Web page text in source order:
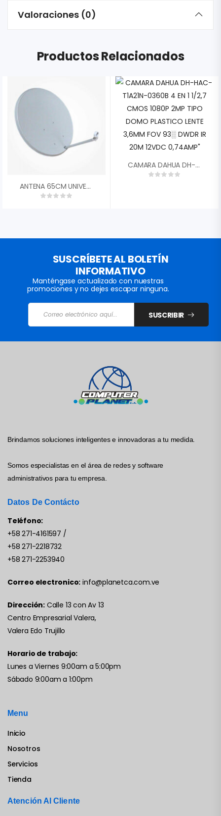
Valoraciones (0)
Productos Relacionados
ANTENA 65CM UNIVERSAL SIN LNB
CAMARA DAHUA DH-HAC-T1A21N-0360B 4 EN 1 1/2,7 CMOS 1080P 2MP TIPO DOMO PLASTICO LENTE 3,6MM FOV 93░ DWDR IR 20M 12VDC 0,74AMP»
SUSCRÍBETE AL BOLETÍN
INFORMATIVO
Manténgase actualizado con nuestras
promociones y no dejes escapar ninguna.
SUSCRIBIR
Brindamos soluciones inteligentes e innovadoras a tu medida.
Somos especialistas en el área de redes y software
administrativos para tu empresa.
Datos De Contácto
Teléfono:
+58 271-4161597 /
+58 271-2218732
+58 271-2253940
Correo electronico: info@planetca.com.ve
Dirección: Calle 13 con Av 13
Centro Empresarial Valera,
Valera Edo Trujillo
Horario de trabajo:
Lunes a Viernes 9:00am a 5:00pm
Sábado 9:00am a 1:00pm
Menu
Inicio
Nosotros
Servicios
Tienda
Atención Al Cliente